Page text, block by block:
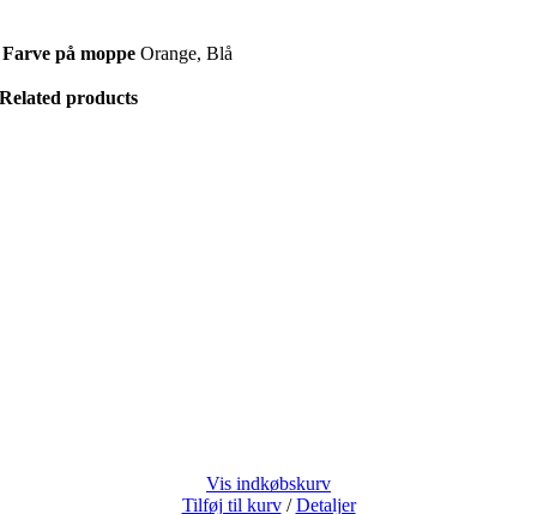
Farve på moppe Orange, Blå
Related products
Vis indkøbskurv
Tilføj til kurv / Detaljer